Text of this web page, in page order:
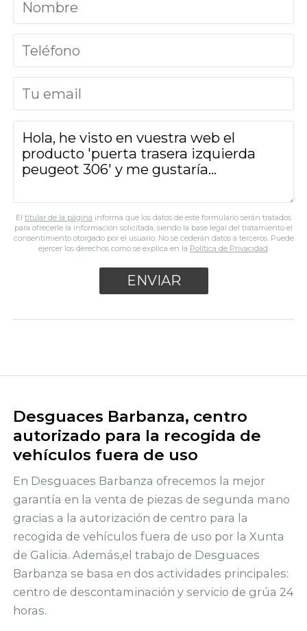
El titular de la página informa que los datos de este formulario serán tratados
para ofrecerle la información solicitada, siendo la base legal del tratamiento el
consentimiento otorgado por el usuario. No se cederán datos a terceros. Puede
ejercer los derechos como se explica en la Política de Privacidad.
Desguaces Barbanza, centro
autorizado para la recogida de
vehículos fuera de uso
En Desguaces Barbanza ofrecemos la mejor
garantía en la venta de piezas de segunda mano
gracias a la autorización de centro para la
recogida de vehículos fuera de uso por la Xunta
de Galicia. Además,el trabajo de Desguaces
Barbanza se basa en dos actividades principales:
centro de descontaminación y servicio de grúa 24
horas.